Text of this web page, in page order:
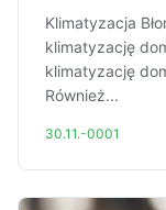
Klimatyzacja
klimatyzację
klimatyzację
Również...
30.11.-0001